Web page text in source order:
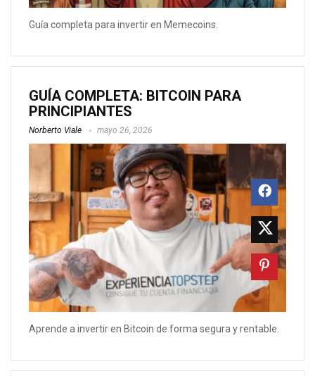
Guía completa para invertir en Memecoins.
GUÍA COMPLETA: BITCOIN PARA
PRINCIPIANTES
Norberto Viale mayo 26, 2026
Aprende a invertir en Bitcoin de forma segura y rentable.